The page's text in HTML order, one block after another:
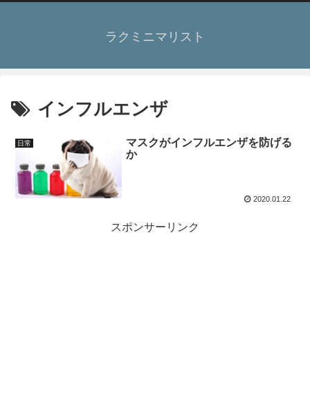
ラクミニマリスト
インフルエンザ
日常
マスクがインフルエンザを防げる
か
2020.01.22
スポンサーリンク